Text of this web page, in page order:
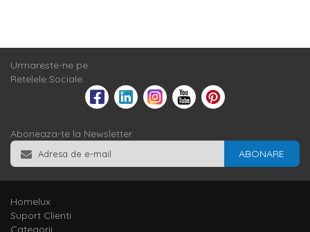
Urmareste-ne pe
Retelele Sociale:
Aboneaza-te la Newsletter
ABONARE
Homelux
Suport Clienti
Categorii